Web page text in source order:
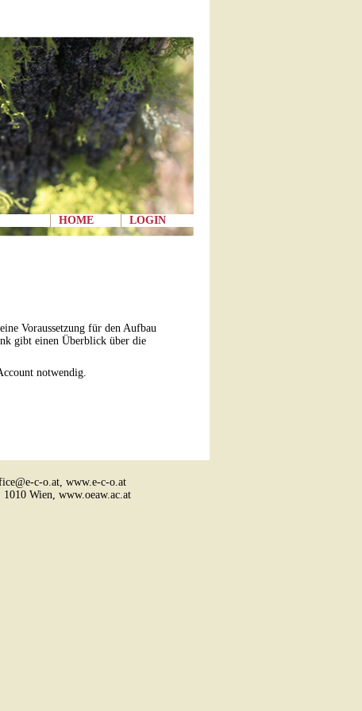
HOME LOGIN
Voraussetzung für den Aufbau
gibt einen Überblick über die
notwendig.
c-o.at, www.e-c-o.at
1010 Wien, www.oeaw.ac.at